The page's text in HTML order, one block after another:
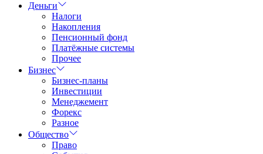
Деньги
Налоги
Накопления
Пенсионный фонд
Платёжные системы
Прочее
Бизнес
Бизнес-планы
Инвестиции
Менеджемент
Форекс
Разное
Общество
Право